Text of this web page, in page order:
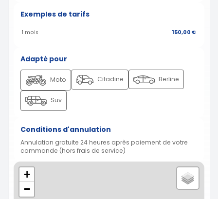
Exemples de tarifs
1 mois 150,00 €
Adapté pour
Moto Citadine Berline
Suv
Conditions d'annulation
Annulation gratuite 24 heures après paiement de votre
commande (hors frais de service)
+
−